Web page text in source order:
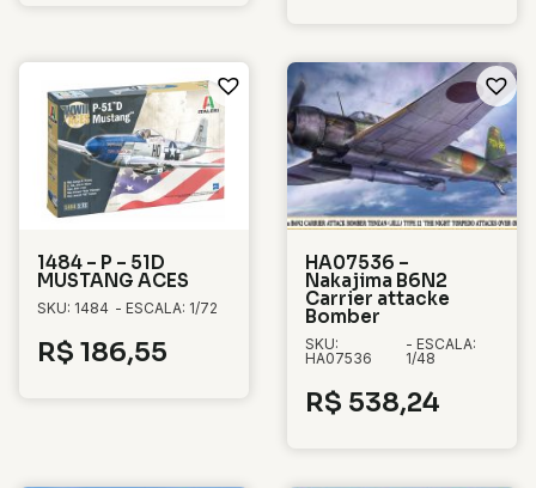
1484 – P – 51D
MUSTANG ACES
SKU: 1484 - ESCALA: 1/72
R$ 186,55
HA07536 –
Nakajima B6N2
Carrier attacke
Bomber
SKU:
HA07536
- ESCALA:
1/48
R$ 538,24